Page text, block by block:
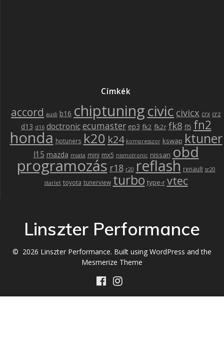
Címkék
accord audi b16 chiptuningcivic civicx crx crz
d13 d16 doctronic ecumaster ep3 fk2 fk2r fk8 fl5 fn2
honda hptuners k20 k24 kompresszor kswap ktuner
l15 mazda miata mini mx5 nismotronic nissan obd
programozás r18 r20 reflash renault sr20
starlet toyota tunerview turbo type-r vtec
Linszter Performance
© 2026 Linszter Performance. Built using WordPress and the
Mesmerize Theme